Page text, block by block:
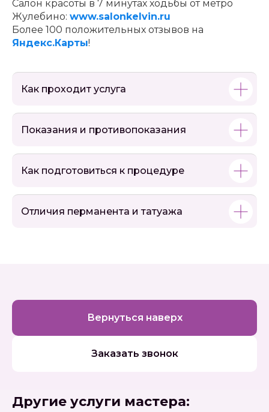
Салон красоты в 7 минутах ходьбы от метро
Жулебино: www.salonkelvin.ru
Более 100 положительных отзывов на
Яндекс.Карты!
Как проходит услуга
Показания и противопоказания
Как подготовиться к процедуре
Отличия перманента и татуажа
Вернуться наверх
Заказать звонок
Другие услуги мастера: